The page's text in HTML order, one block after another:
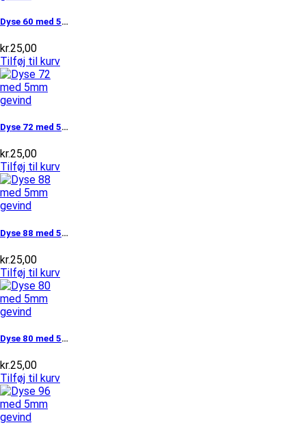
Dyse 60 med 5mm gevind
kr.25,00
Tilføj til kurv
Dyse 72 med 5mm gevind
kr.25,00
Tilføj til kurv
Dyse 88 med 5mm gevind
kr.25,00
Tilføj til kurv
Dyse 80 med 5mm gevind
kr.25,00
Tilføj til kurv